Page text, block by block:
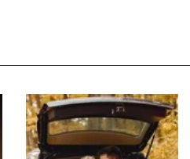
photo-gallery/